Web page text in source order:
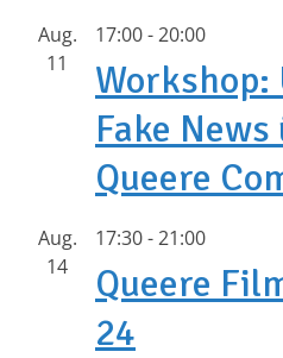
Aug.
11
17:00-20:00
Workshop:
Fake
Queere
Aug.
14
17:30-21:00
Queere
24